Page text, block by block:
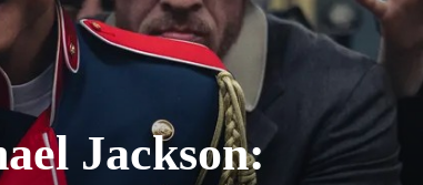
Jackson: